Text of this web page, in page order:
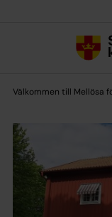
Välkommen till Mellösa